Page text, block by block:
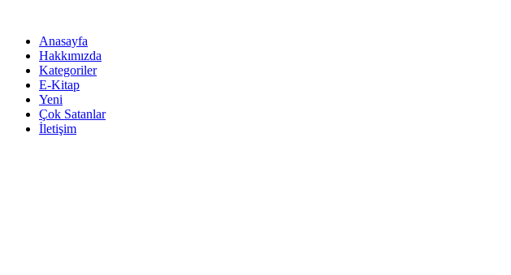
Anasayfa
Hakkımızda
Kategoriler
E-Kitap
Yeni
Çok Satanlar
İletişim